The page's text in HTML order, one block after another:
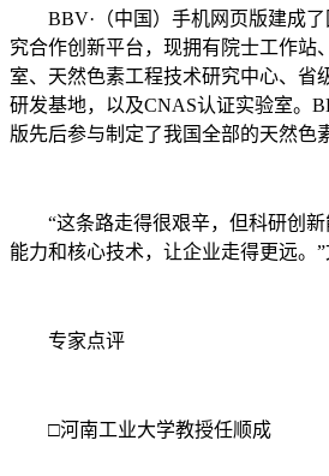
BBV·（中国）手机网页版建成
究合作创新平台，现拥有院士工作站
室、天然色素工程技术研究中心、省
研发基地，以及CNAS认证实验室。
版先后参与制定了我国全部的天然色
“这条路走得很艰辛，但科研创
能力和核心技术，让企业走得更远。”
专家点评
□河南工业大学教授任顺成